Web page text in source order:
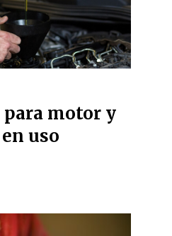
motor y
uso